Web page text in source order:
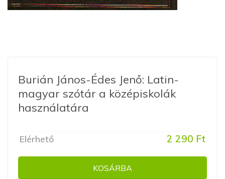
Burián János-Édes Jenő: Latin-
magyar szótár a középiskolák
használatára
Elérhető 2 290 Ft
KOSÁRBA